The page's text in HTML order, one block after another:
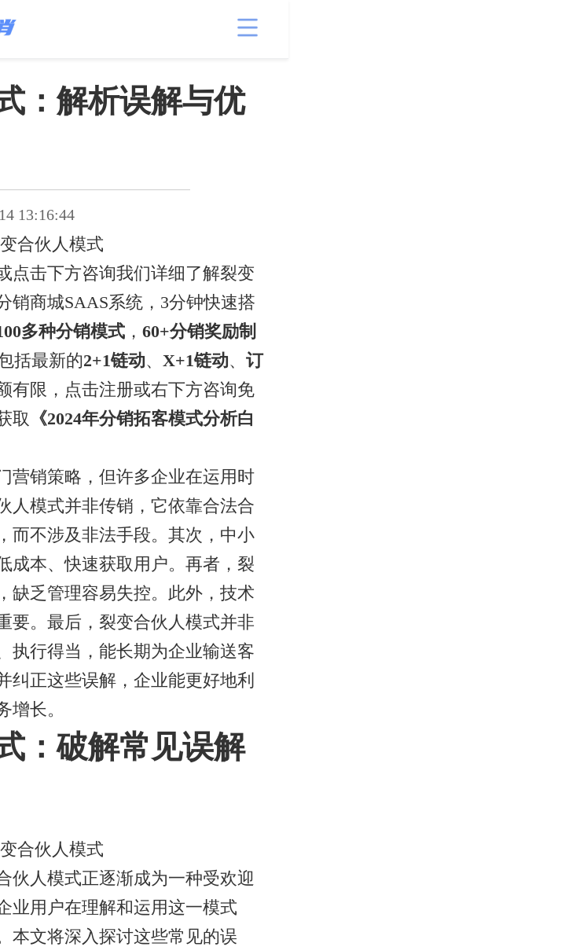
：解析误解与优
13:16:44
点击下方咨询我们详细了解裂变
销商城SAAS系统，3分钟快速搭
多种分销模式 ，60+分销奖励制
括最新的2+1链动、 X+1链动、订
有限，点击注册或右下方咨询免
取
《2024年分销拓客模式分析白
营销策略，但许多企业在运用时
人模式并非传销，它依靠合法合
而不涉及非法手段。其次，中小
成本、快速获取用户。再者，裂
缺乏管理容易失控。此外，技术
要。最后，裂变合伙人模式并非
执行得当，能长期为企业输送客
纠正这些误解，企业能更好地利
增长。
：破解常见误解
伙人模式正逐渐成为一种受欢迎
业用户在理解和运用这一模式
本文将深入探讨这些常见的误